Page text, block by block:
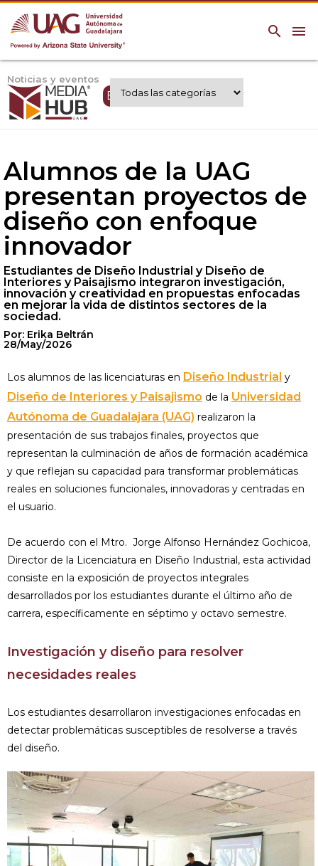
menu
search
Noticias y eventos
Expertos UAG
Alumnos de la UAG
presentan proyectos de
diseño con enfoque
innovador
Estudiantes de Diseño Industrial y Diseño de
Interiores y Paisajismo integraron investigación,
innovación y creatividad en propuestas enfocadas
en mejorar la vida de distintos sectores de la
sociedad.
Por: Erika Beltrán
28/May/2026
Los alumnos de las licenciaturas en Diseño Industrial y
Diseño de Interiores y Paisajismo de la Universidad
Autónoma de Guadalajara (UAG) realizaron la
presentación de sus trabajos finales, proyectos que
representan la culminación de años de formación académica
y que reflejan su capacidad para transformar problemáticas
reales en soluciones funcionales, innovadoras y centradas en
el usuario.
De acuerdo con el Mtro. Jorge Alfonso Hernández Gochicoa,
Director de la Licenciatura en Diseño Industrial, esta actividad
consiste en la exposición de proyectos integrales
desarrollados por los estudiantes durante el último año de
carrera, específicamente en séptimo y octavo semestre.
Investigación y diseño para resolver
necesidades reales
Los estudiantes desarrollaron investigaciones enfocadas en
detectar problemáticas susceptibles de resolverse a través
del diseño.